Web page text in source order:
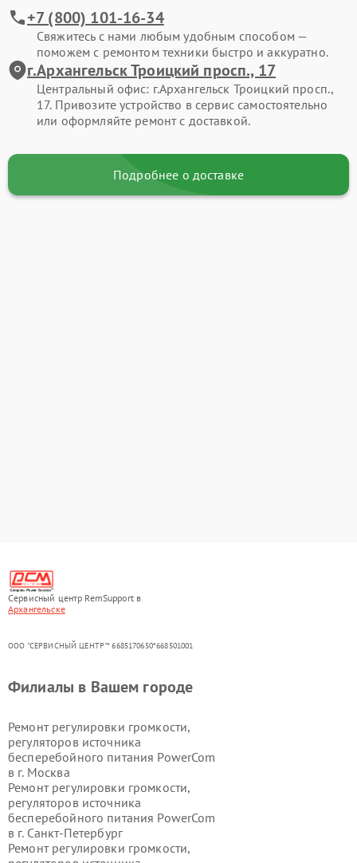
+7 (800) 101-16-34
Свяжитесь с нами любым удобным способом —
поможем с ремонтом техники быстро и аккуратно.
г.Архангельск Троицкий просп., 17
Центральный офис: г.Архангельск Троицкий просп.,
17. Привозите устройство в сервис самостоятельно
или оформляйте ремонт с доставкой.
Подробнее о доставке
Сервисный центр RemSupport в
Архангельске
ООО "СЕРВИСНЫЙ ЦЕНТР"* 6685170650*668501001
Филиалы в Вашем городе
Ремонт регулировки громкости,
регуляторов источника
бесперебойного питания PowerCom
в г. Москва
Ремонт регулировки громкости,
регуляторов источника
бесперебойного питания PowerCom
в г. Санкт-Петербург
Ремонт регулировки громкости,